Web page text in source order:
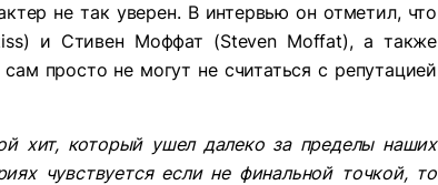
не так уверен. В интервью он отметил, что
и Стивен Моффат (Steven Moffat), а также
просто не могут не считаться с репутацией
хит, который ушел далеко за пределы наших
чувствуется если не финальной точкой, то